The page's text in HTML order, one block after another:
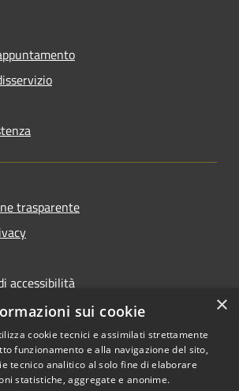
trasparente
accessibilità
dei servizi
Copyright © 2026 • Comune di
×
sui cookie
cookie tecnici e assimilati strettamente
funzionamento e alla navigazione del sito,
tecnico analitico al solo fine di elaborare
statistiche, aggregate e anonime.